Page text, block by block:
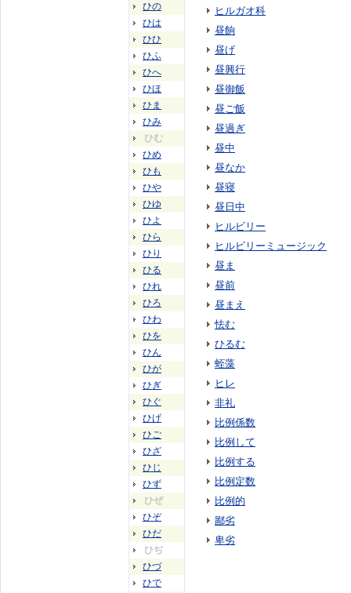
ひの
ひは
ひひ
ひふ
ひへ
ひほ
ひま
ひみ
ひむ
ひめ
ひも
ひや
ひゆ
ひよ
ひら
ひり
ひる
ひれ
ひろ
ひわ
ひを
ひん
ひが
ひぎ
ひぐ
ひげ
ひご
ひざ
ひじ
ひず
ひぜ
ひぞ
ひだ
ひぢ
ひづ
ひで
ヒルガオ科
昼餉
昼げ
昼興行
昼御飯
昼ご飯
昼過ぎ
昼中
昼なか
昼寝
昼日中
ヒルビリー
ヒルビリーミュージック
昼ま
昼前
昼まえ
怯む
ひるむ
蛭藻
ヒレ
非礼
比例係数
比例して
比例する
比例定数
比例的
鄙劣
卑劣